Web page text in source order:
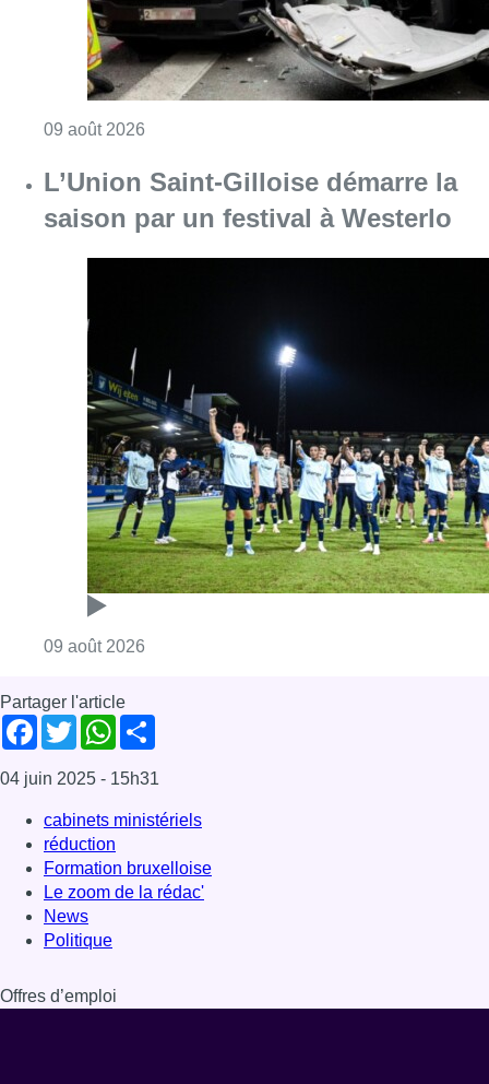
09 août 2026
L’Union Saint-Gilloise démarre la
saison par un festival à Westerlo
09 août 2026
Partager l'article
Facebook
TwitterWhatsApp
04 juin 2025 - 15h31
cabinets ministériels
réduction
Formation bruxelloise
Le zoom de la rédac'
News
Politique
Offres d’emploi